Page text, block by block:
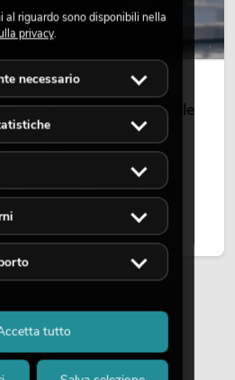
teste mobili resistenti alle
proiettori motorizzati per
impiegate in festival, feste
allestimenti architetturali e
per ultimi
al riguardo sono disponibili nella
privacy.
necessario
tutto